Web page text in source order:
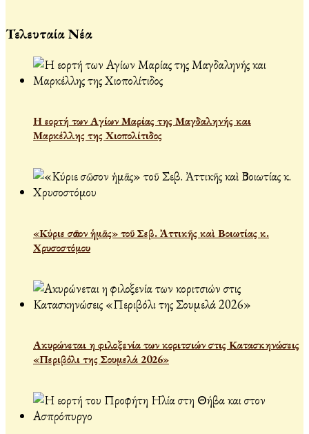
Τελευταία Νέα
Η εορτή των Αγίων Μαρίας της Μαγδαληνής και
Μαρκέλλης της Χιοπολίτιδος
«Κύριε σῶσον ἡμᾶς» τοῦ Σεβ. Ἀττικῆς καὶ Βοιωτίας κ.
Χρυσοστόμου
Ακυρώνεται η φιλοξενία των κοριτσιών στις Κατασκηνώσεις
«Περιβόλι της Σουμελά 2026»